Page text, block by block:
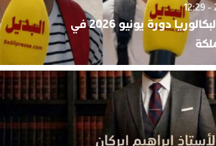
نطلاق امتحانات البكالوريا دورة يونيو 2026 في